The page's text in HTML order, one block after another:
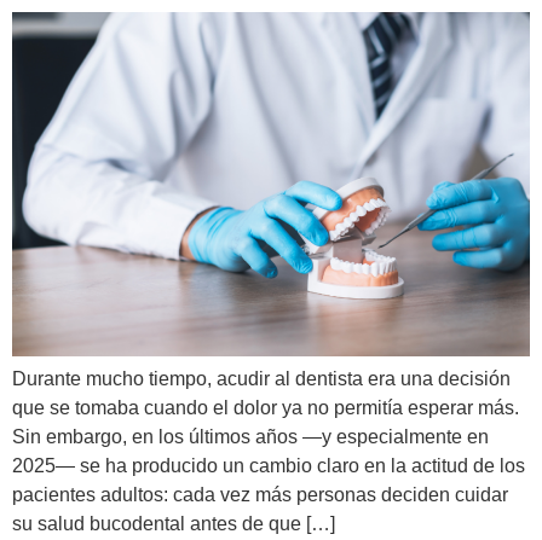
Durante mucho tiempo, acudir al dentista era una decisión
que se tomaba cuando el dolor ya no permitía esperar más.
Sin embargo, en los últimos años —y especialmente en
2025— se ha producido un cambio claro en la actitud de los
pacientes adultos: cada vez más personas deciden cuidar
su salud bucodental antes de que […]